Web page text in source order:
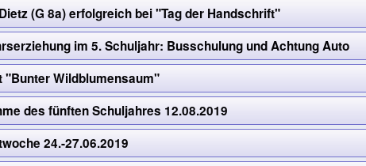
(G 8a) erfolgreich bei "Tag der Handschrift"
im 5. Schuljahr: Busschulung und Achtung Auto
"Bunter Wildblumensaum"
des fünften Schuljahres 12.08.2019
24.-27.06.2019